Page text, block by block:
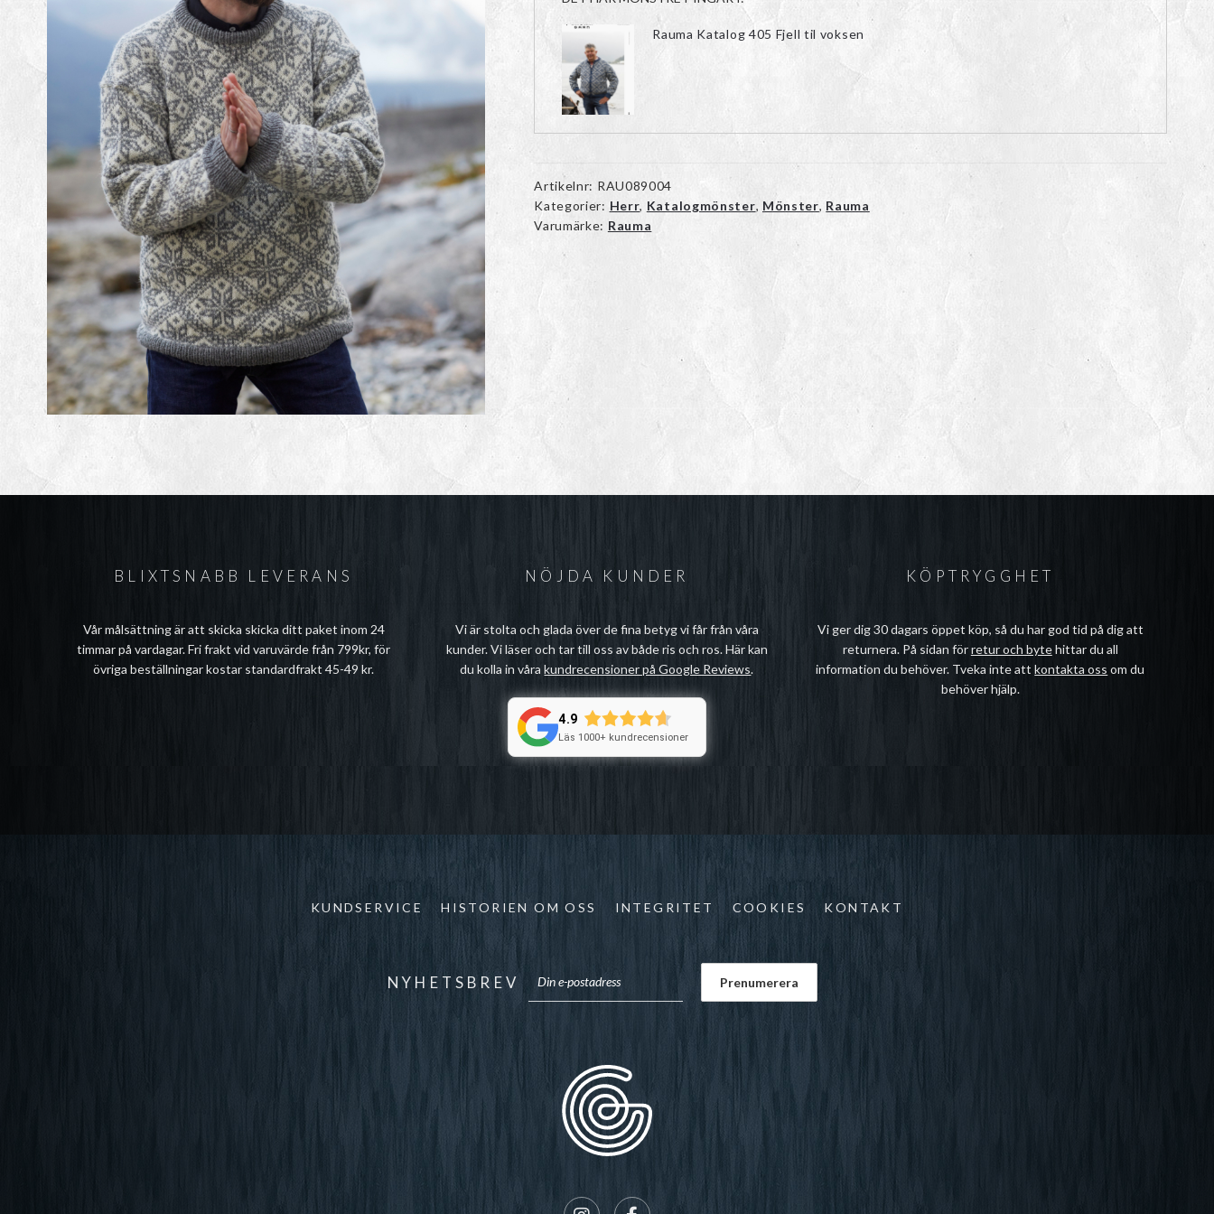
Rauma Katalog 405 Fjell til voksen
Artikelnr: RAU089004
Kategorier: Herr, Katalogmönster, Mönster, Rauma
Varumärke: Rauma
BLIXTSNABB LEVERANS
Vår målsättning är att skicka skicka ditt paket inom 24
timmar på vardagar. Fri frakt vid varuvärde från 799kr, för
övriga beställningar kostar standardfrakt 45-49 kr.
NÖJDA KUNDER
Vi är stolta och glada över de fina betyg vi får från våra
kunder. Vi läser och tar till oss av både ris och ros. Här kan
du kolla in vårakundrecensioner på Google Reviews.
4.9
Läs 1000+ kundrecensioner
KÖPTRYGGHET
Vi ger dig 30 dagars öppet köp, så du har god tid på dig att
returnera. På sidan förretur och bytehittar du all
information du behöver. Tveka inte attkontakta oss om du
behöver hjälp.
KUNDSERVICE HISTORIEN OM OSS INTEGRITET COOKIES KONTAKT
NYHETSBREV